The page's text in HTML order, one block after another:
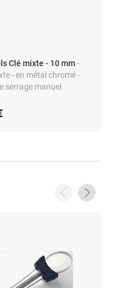
Clé mixte - 10 mm-
- en métal chromé -
serrage manuel